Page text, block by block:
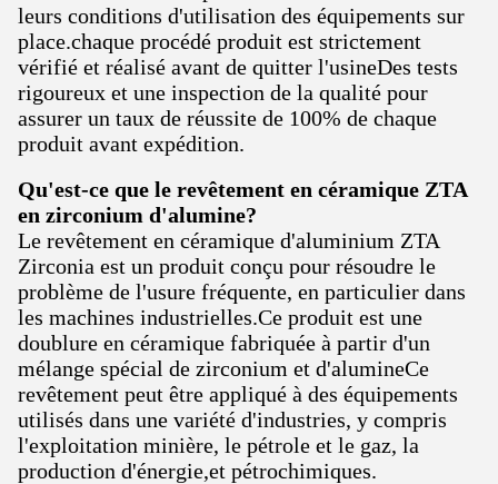
leurs conditions d'utilisation des équipements sur
place.chaque procédé produit est strictement
vérifié et réalisé avant de quitter l'usineDes tests
rigoureux et une inspection de la qualité pour
assurer un taux de réussite de 100% de chaque
produit avant expédition.
Qu'est-ce que le revêtement en céramique ZTA
en zirconium d'alumine?
Le revêtement en céramique d'aluminium ZTA
Zirconia est un produit conçu pour résoudre le
problème de l'usure fréquente, en particulier dans
les machines industrielles.Ce produit est une
doublure en céramique fabriquée à partir d'un
mélange spécial de zirconium et d'alumineCe
revêtement peut être appliqué à des équipements
utilisés dans une variété d'industries, y compris
l'exploitation minière, le pétrole et le gaz, la
production d'énergie,et pétrochimiques.